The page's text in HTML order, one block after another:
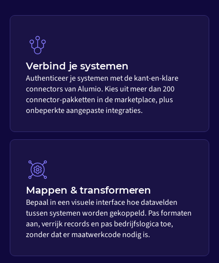
Verbind je systemen
Authenticeer je systemen met de kant-en-klare
connectors van Alumio. Kies uit meer dan 200
connector-pakketten in de marketplace, plus
onbeperkte aangepaste integraties.
Mappen & transformeren
Bepaal in een visuele interface hoe datavelden
tussen systemen worden gekoppeld. Pas formaten
aan, verrijk records en pas bedrijfslogica toe,
zonder dat er maatwerkcode nodig is.